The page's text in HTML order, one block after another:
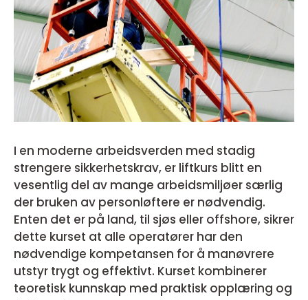
I en moderne arbeidsverden med stadig
strengere sikkerhetskrav, er liftkurs blitt en
vesentlig del av mange arbeidsmiljøer særlig
der bruken av personløftere er nødvendig.
Enten det er på land, til sjøs eller offshore, sikrer
dette kurset at alle operatører har den
nødvendige kompetansen for å manøvrere
utstyr trygt og effektivt. Kurset kombinerer
teoretisk kunnskap med praktisk opplæring og